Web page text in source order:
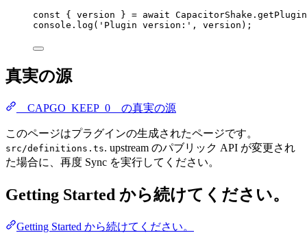
const { version } = await CapacitorShake.
console. log ( 'Plugin version:' , version);
真実の源
__CAPGO_KEEP_0__の真実の源
このページはプラグインの生成されたページです。
src/definitions.ts. upstream のパブリック API が変更され
た場合に、再度 Sync を実行してください。
Getting Started から続けてください。
Getting Started から続けてください。